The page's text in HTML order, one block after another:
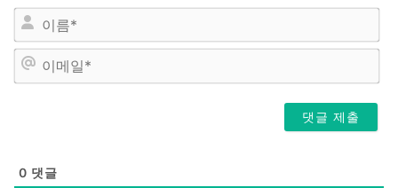
이
*
이
일
0 댓글